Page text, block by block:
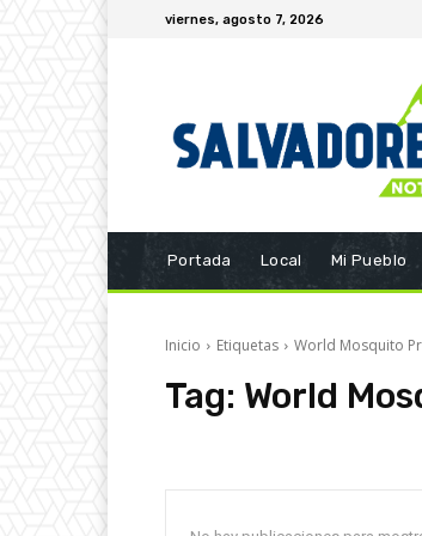
viernes, agosto 7, 2026
Portada Local Mi Pueblo
Inicio Etiquetas World Mosquito
Tag: World